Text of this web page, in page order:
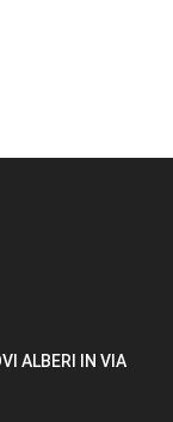
ALBERI IN VIA